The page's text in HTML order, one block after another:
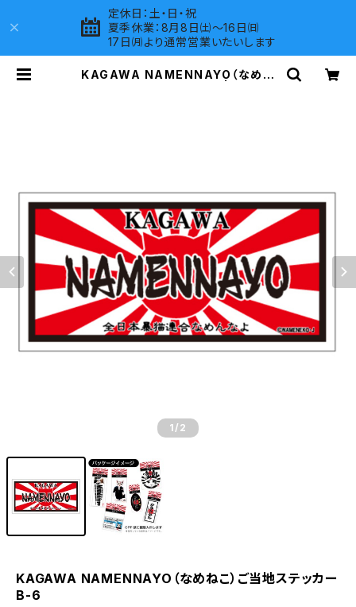
定休日：土・日・祝
夏季休業：8月8日㈯～16日㈰
17日㈪より通常営業いたいします
KAGAWA NAMENNAYO（なめね
1 /2
KAGAWA NAMENNAYO（なめねこ）ご当地ステッカー
B-6